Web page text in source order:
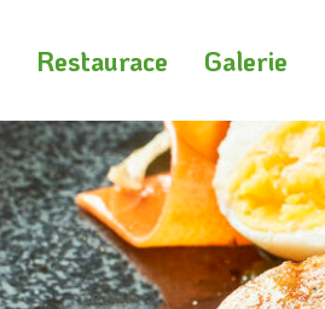
Restaurace Galerie